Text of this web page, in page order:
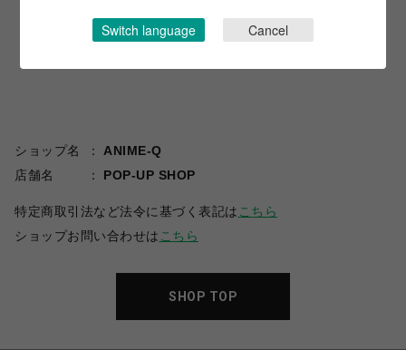
ショップ名
ANIME-Q
店舗名
POP-UP SHOP
特定商取引法など法令に基づく表記は こちら
ショップお問い合わせは こちら
SHOP TOP
Switch language Cancel